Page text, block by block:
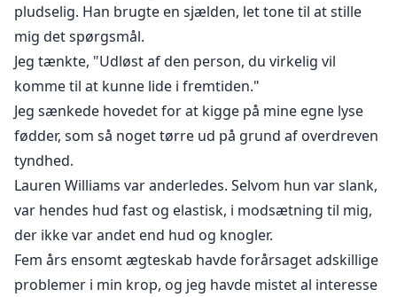
pludselig. Han brugte en sjælden, let tone til at stille
mig det spørgsmål.
Jeg tænkte, "Udløst af den person, du virkelig vil
komme til at kunne lide i fremtiden."
Jeg sænkede hovedet for at kigge på mine egne lyse
fødder, som så noget tørre ud på grund af overdreven
tyndhed.
Lauren Williams var anderledes. Selvom hun var slank,
var hendes hud fast og elastisk, i modsætning til mig,
der ikke var andet end hud og knogler.
Fem års ensomt ægteskab havde forårsaget adskillige
problemer i min krop, og jeg havde mistet al interesse